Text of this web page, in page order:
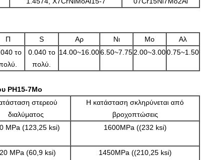
Π S Αρ Νι Μo
Αλ
το
0.040 το
πολύ.
14.00~16.006.50~7.752.00~3.000.75~1.50
PH15-7Mo
στερεού
διαλύματος
Η κατάσταση σκληρύνεται από
βροχοπτώσεις
MPa (123,25 ksi) 1600MPa ((232 ksi)
MPa (60,9 ksi) 1450MPa ((210,25 ksi)